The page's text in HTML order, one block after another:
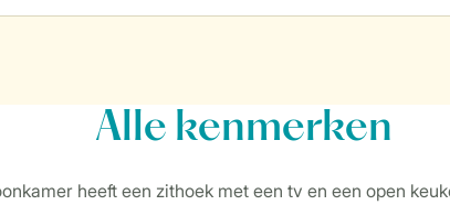
Alle kenmerken
heeft een zithoek met een tv en een open